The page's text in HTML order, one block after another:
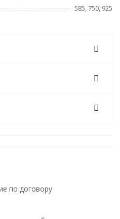
585, 750, 925
по договору